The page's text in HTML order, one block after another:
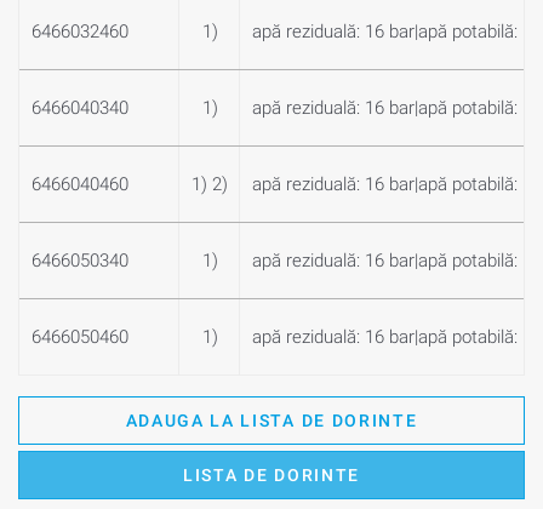
6466032460 1) apă reziduală: 16 bar|apă potabilă:
6466040340 1) apă reziduală: 16 bar|apă potabilă:
6466040460 1) 2) apă reziduală: 16 bar|apă potabilă:
6466050340 1) apă reziduală: 16 bar|apă potabilă:
6466050460 1) apă reziduală: 16 bar|apă potabilă:
ADAUGA LA LISTA DE DORINTE
LISTA DE DORINTE